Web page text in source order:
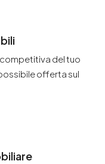
del tuo
offerta sul